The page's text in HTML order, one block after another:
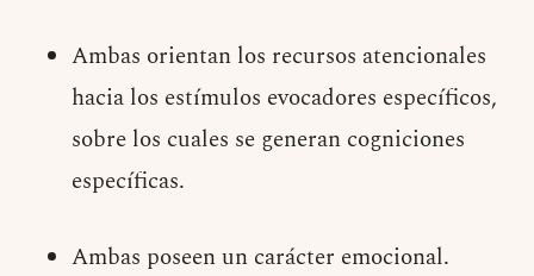
Ambas orientan los recursos atencionales
hacia los estímulos evocadores específicos,
sobre los cuales se generan cogniciones
específicas.
Ambas poseen un carácter emocional.